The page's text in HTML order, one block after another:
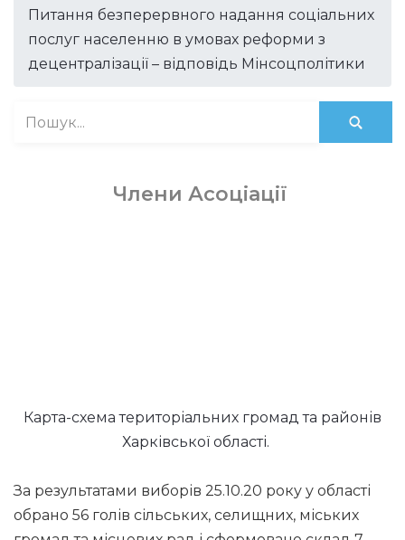
Питання безперервного надання соціальних
послуг населенню в умовах реформи з
децентралізації – відповідь Мінсоцполітики
Члени Асоціації
Карта-схема територіальних громад та районів
Харківської області.
За результатами виборів 25.10.20 року у області
обрано 56 голів сільських, селищних, міських